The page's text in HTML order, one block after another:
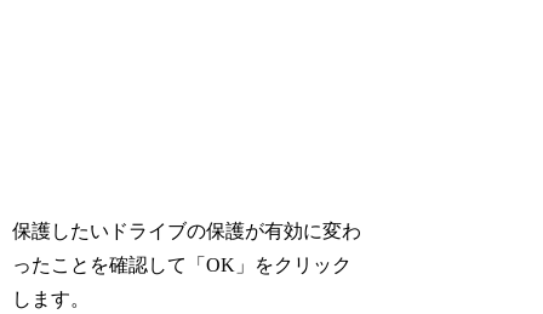
保護したいドライブの保護が有効に変わ
ったことを確認して「OK」をクリック
します。